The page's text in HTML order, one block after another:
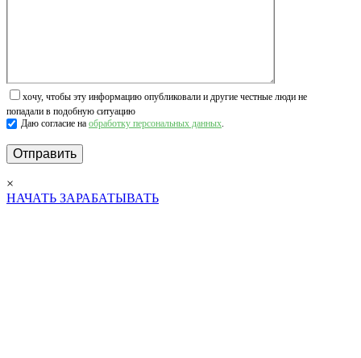
хочу, чтобы эту информацию опубликовали и другие честные люди не
попадали в подобную ситуацию
Даю согласие на обработку персональных данных.
×
НАЧАТЬ ЗАРАБАТЫВАТЬ